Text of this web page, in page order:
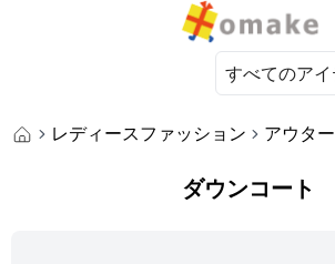
レディースファッション アウター
ダウンコート